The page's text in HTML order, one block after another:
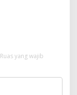
Ruas yang wajib